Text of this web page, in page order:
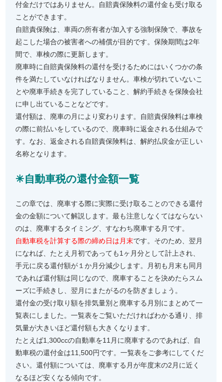
付金だけではありません。自賠責保険料の還付金も受け取る
ことができます。
自賠責保険は、車両の所有者が加入する強制保険で、事故を
起こした場合の被害者への補償が目的です。保険期間は2年
間で、車検の際に更新します。
廃車時に自賠責保険料の還付を受けるためにはいくつかの条
件を満たしていなければなりません。車検が切れていないこ
とや廃車手続きを完了していること、解約手続きを保険会社
に申し出ていることなどです。
還付額は、廃車の月により変わります。自賠責保険料は車検
の際に前払いをしているので、廃車時に返金される仕組みで
す。なお、返金される自賠責保険料は、解約払戻金が正しい
名称となります。
✳︎自動車税の還付金額一覧
この章では、廃車する際に実際に受け取ることのできる還付
金の金額について解説します。最も注意しなくてはならない
のは、廃車するタイミング、すなわち廃車する月です。
自動車税を計算する際の締め日は月末です。そのため、翌月
になれば、たとえ月初であっても1ヶ月分として計上され、
手元に戻る還付額が１か月分減少します。月初も月末も同月
であれば還付額は同じなので、廃車することを決めたらスム
ーズに手続きし、翌月にまたがるのを防ぎましょう。
還付金の受け取り額を排気量別と廃車する月別にまとめて一
覧表にしました。一覧表をご覧いただければわかる通り、排
気量が大きいほど還付額も大きくなります。
たとえば1,300ccの自動車を11月に廃車するのであれば、自
動車税の還付金は11,500円です。一覧表をご参考にしてくだ
さい。還付額については、廃車する月が年度末の2月に近く
なるほど安くなる傾向です。